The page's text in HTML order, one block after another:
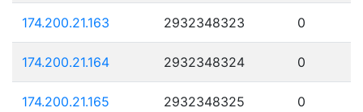
174.200.21.163 2932348323 0
174.200.21.164 2932348324 0
174.200.21.165 2932348325 0